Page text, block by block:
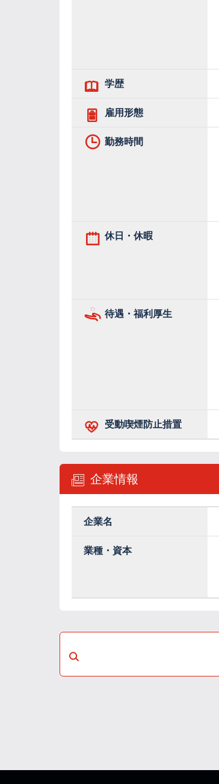
学歴
雇用形態
勤務時間
休日・休暇
待遇・福利厚生
受動喫煙防止措置
企業情報
企業名
業種・資本